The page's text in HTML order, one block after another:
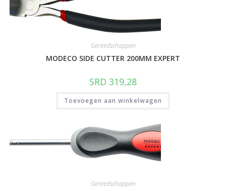
Gereedschappen
MODECO SIDE CUTTER 200MM EXPERT
SRD 319,28
Toevoegen aan winkelwagen
Gereedschappen